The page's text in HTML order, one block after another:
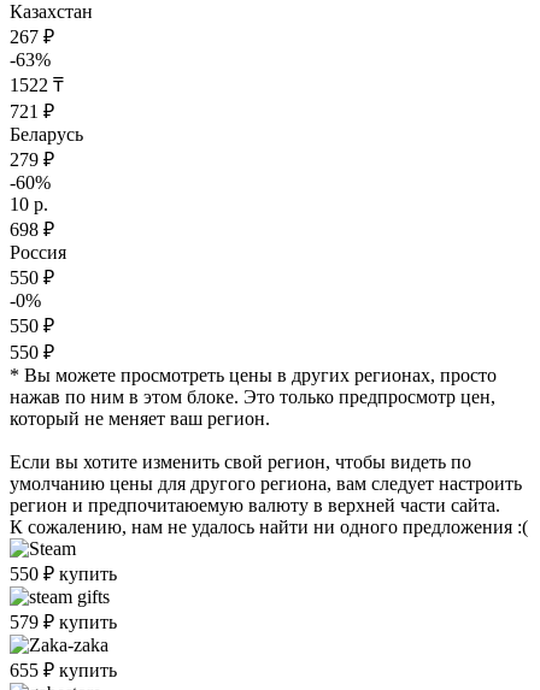
Казахстан
267 ₽
-63%
1522 ₸
721 ₽
Беларусь
279 ₽
-60%
10 р.
698 ₽
Россия
550 ₽
-0%
550 ₽
550 ₽
* Вы можете просмотреть цены в других регионах, просто
нажав по ним в этом блоке. Это только предпросмотр цен,
который не меняет ваш регион.
Если вы хотите изменить свой регион, чтобы видеть по
умолчанию цены для другого региона, вам следует настроить
регион и предпочитаюемую валюту в верхней части сайта.
К сожалению, нам не удалось найти ни одного предложения :(
550 ₽ купить
579 ₽ купить
655 ₽ купить